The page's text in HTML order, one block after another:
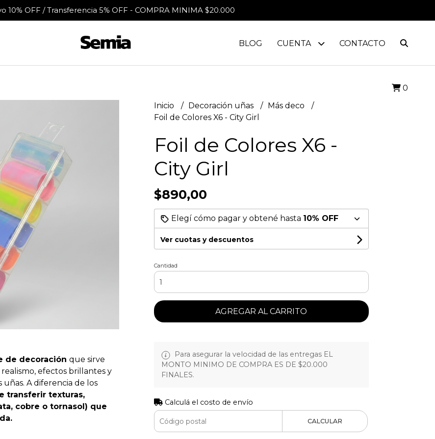
10% OFF / Transferencia 5% OFF - COMPRA MINIMA $20.000
BLOG CUENTA CONTACTO
0
de decoración que sirve
efectos brillantes y
A diferencia de los
transferir texturas,
cobre o tornasol) que
Inicio Decoración uñas
Más deco
Foil de Colores X6 - City Girl
Foil de Colores X6 -
City Girl
$890,00
Elegí cómo pagar y obtené hasta 10% OFF
Ver cuotas y descuentos
Cantidad
AGREGAR AL CARRITO
Para asegurar la velocidad de las entregas EL
MONTO MINIMO DE COMPRA ES DE $20.000
FINALES.
Calculá el costo de envío
CALCULAR